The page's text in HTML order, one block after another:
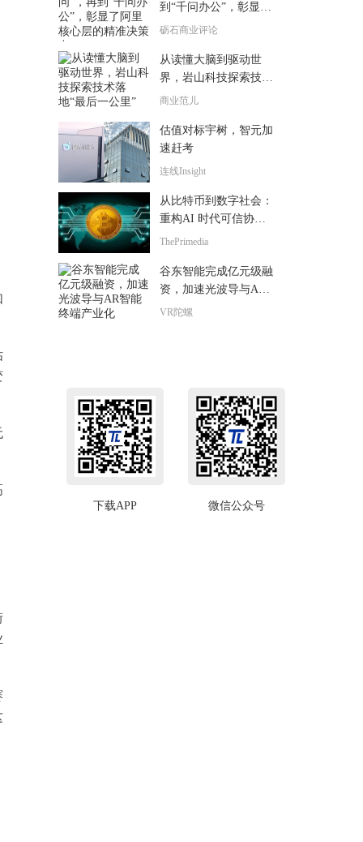
到“千问办公”，彰显了
阿里核心层的精准决策
砺石商业评论
从读懂大脑到驱动世
界，岩山科技探索技术
落地“最后一公里”
商业范儿
估值对标宇树，智元加
速赶考
连线Insight
从比特币到数字社会：
重构AI 时代可信协作
秩序
ThePrimedia
谷东智能完成亿元级融
资，加速光波导与AR
智能终端产业化
VR陀螺
下载APP 微信公众号